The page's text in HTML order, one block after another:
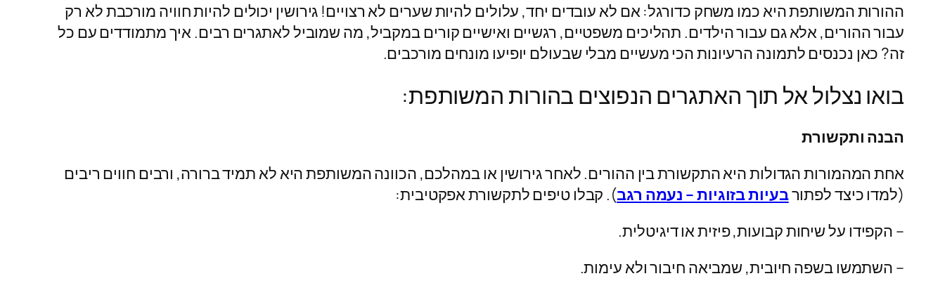
ההורות המשותפת היא כמו משחק כדורגל: אם לא עובדים יחד, עלולים להיות שערים לא רצויים! גירושין יכולים להיות חוויה מורכבת לא רק
עבור ההורים, אלא גם עבור הילדים. תהליכים משפטיים, רגשיים ואישיים קורים במקביל, מה שמוביל לאתגרים רבים. איך מתמודדים עם כל
זה? כאן נכנסים לתמונה הרעיונות הכי מעשיים מבלי שבעולם יופיעו מונחים מורכבים.
בואו נצלול אל תוך האתגרים הנפוצים בהורות המשותפת:
הבנה ותקשורת
אחת המהמורות הגדולות היא התקשורת בין ההורים. לאחר גירושין או במהלכם, הכוונה המשותפת היא לא תמיד ברורה, ורבים חווים ריבים
(למדו כיצד לפתורבעיות בזוגיות – נעמה רגב). קבלו טיפים לתקשורת אפקטיבית:
– הקפידו על שיחות קבועות, פיזית או דיגיטלית.
– השתמשו בשפה חיובית, שמביאה חיבור ולא עימות.